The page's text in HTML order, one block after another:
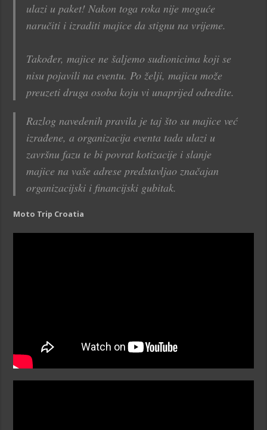
ulazi u paket! Nakon toga roka nije moguće
naručiti i izraditi majice da stignu na vrijeme.
Također, majice ne šaljemo sudionicima koji se
nisu pojavili na eventu. Po želji, majicu može
preuzeti druga osoba koju vi unaprijed odredite.
Razlog navedenih pravila je taj što su majice već
izrađene, a organizacija eventa tada ulazi u
završnu fazu te bi povrat kotizacije i slanje
majice na vaše adrese predstavljao značajan
organizacijski i financijski gubitak.
Moto Trip Croatia